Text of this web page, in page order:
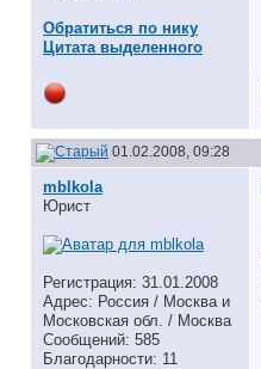
Обратиться по нику
Цитата выделенного
01.02.2008, 09:28
mblkola
Юрист
Регистрация: 31.01.2008
Адрес: Россия / Москва и
Московская обл. / Москва
Сообщений: 585
Благодарности: 11